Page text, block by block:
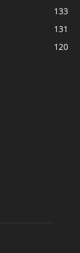
133
131
120